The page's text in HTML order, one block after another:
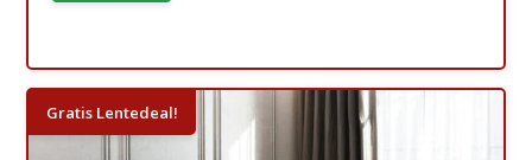
Gratis Lentedeal!